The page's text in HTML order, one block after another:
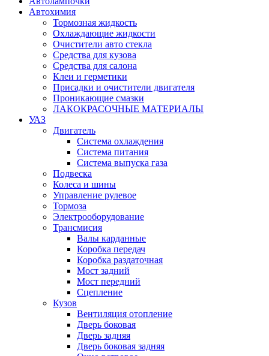
Автохимия
Тормозная жидкость
Охлаждающие жидкости
Очистители авто стекла
Средства для кузова
Средства для салона
Клеи и герметики
Присадки и очистители двигателя
Проникающие смазки
ЛАКОКРАСОЧНЫЕ МАТЕРИАЛЫ
УАЗ
Двигатель
Система охлаждения
Система питания
Система выпуска газа
Подвеска
Колеса и шины
Управление рулевое
Тормоза
Электрооборудование
Трансмисия
Валы карданные
Коробка передач
Коробка раздаточная
Мост задний
Мост передний
Сцепление
Кузов
Вентиляция отопление
Дверь боковая
Дверь задняя
Дверь боковая задняя